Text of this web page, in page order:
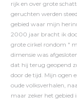
rijk en over grote
geruchten werden
gebied waar mijn
2000 jaar bracht ik
grote cirkel rondom "
dimensie was
dat hij terug geopend
door de tijd. Mijn ogen
oude volksverhalen,
maar zeker het gebied